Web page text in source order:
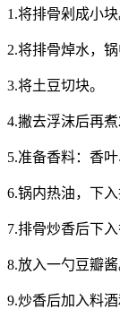
1.将排骨剁成小块
2.将排骨焯水，
3.将土豆切块。
4.撇去浮沫后再煮
5.准备香料：香
6.锅内热油，下入
7.排骨炒香后下入
8.放入一勺豆瓣酱
9.炒香后加入料酒